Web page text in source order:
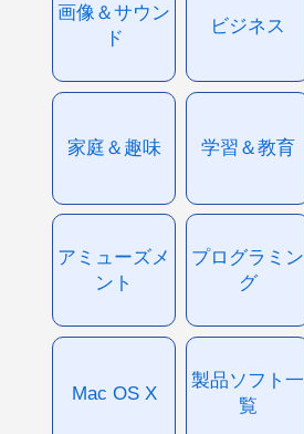
画像＆サウン
ド
ビジネス
家庭＆趣味 学習＆教育
アミューズメ
ント
プログラミン
グ
Mac OS X
製品ソフト一
覧